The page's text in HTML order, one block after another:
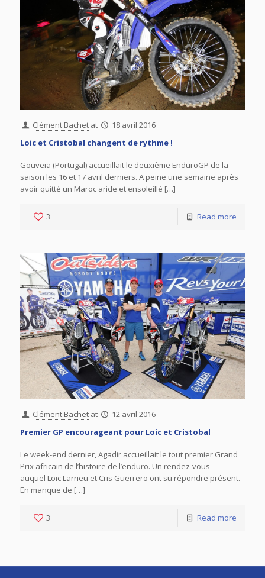
Clément Bachet at
18 avril 2016
Loic et Cristobal changent de rythme !
Gouveia (Portugal) accueillait le deuxième EnduroGP de la
saison les 16 et 17 avril derniers. A peine une semaine après
avoir quitté un Maroc aride et ensoleillé […]
3 Read more
Clément Bachet at
12 avril 2016
Premier GP encourageant pour Loic et Cristobal
Le week-end dernier, Agadir accueillait le tout premier Grand
Prix africain de l’histoire de l’enduro. Un rendez-vous
auquel Loïc Larrieu et Cris Guerrero ont su répondre présent.
En manque de […]
3 Read more